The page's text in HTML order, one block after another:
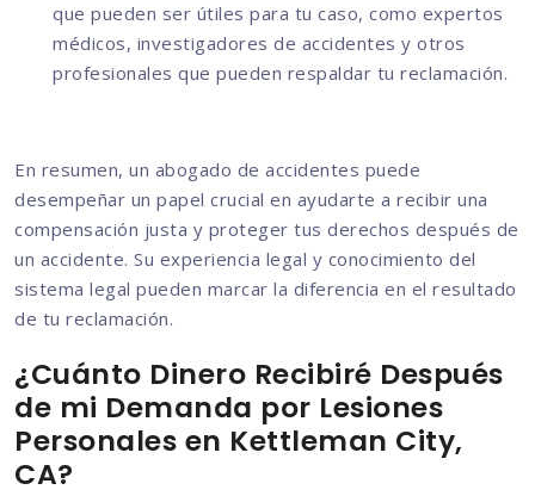
que pueden ser útiles para tu caso, como expertos
médicos, investigadores de accidentes y otros
profesionales que pueden respaldar tu reclamación.
En resumen, un abogado de accidentes puede
desempeñar un papel crucial en ayudarte a recibir una
compensación justa y proteger tus derechos después de
un accidente. Su experiencia legal y conocimiento del
sistema legal pueden marcar la diferencia en el resultado
de tu reclamación.
¿Cuánto Dinero Recibiré Después
de mi Demanda por Lesiones
Personales en Kettleman City,
CA?